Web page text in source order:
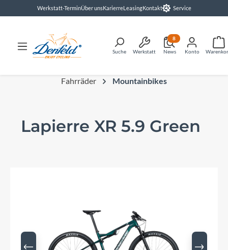
springenWerkstatt-TerminÜber unsKarierreLeasingKontakt Service
Suche Werkstatt News
8
Konto
Fahrräder Mountainbikes
Lapierre XR 5.9 Green